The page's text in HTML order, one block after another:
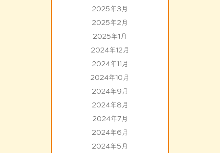
2025年3月
2025年2月
2025年1月
2024年12月
2024年11月
2024年10月
2024年9月
2024年8月
2024年7月
2024年6月
2024年5月